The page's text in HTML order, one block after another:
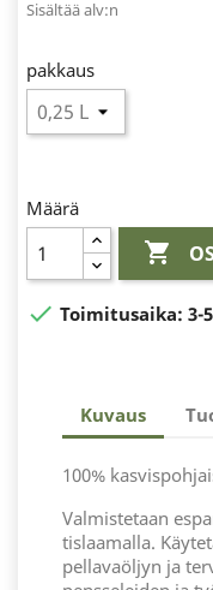
Sisältää alv:n
pakkaus
Määrä

 Toimitusaika: 3-
Kuvaus
100%
Valmistetaan
tislaamalla.
pellavaöljyn ja